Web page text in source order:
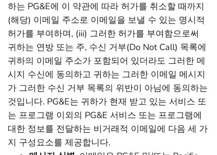
하는 PG&E에 이 약관에 따라 허가를 취소할 때까지
(해당) 이메일 주소로 이메일을 보낼 수 있는 명시적
허가를 부여하며, (iii) 그러한 허가를 부여함으로써
귀하는 연방 또는 주, 수신 거부(Do Not Call) 목록에
귀하의 이메일 주소가 포함되어 있더라도 그러한 메
시지 수신에 동의하고 귀하는 그러한 이메일 메시지
가 그러한 수신 거부 목록의 위반이 아님에 동의하는
것입니다. PG&E는 귀하가 현재 받고 있는 서비스 또
는 프로그램 이외의 PG&E 서비스 또는 프로그램에
대한 정보를 전달하는 비거래적 이메일에 다음 세 가
지 구성요소를 제공합니다.